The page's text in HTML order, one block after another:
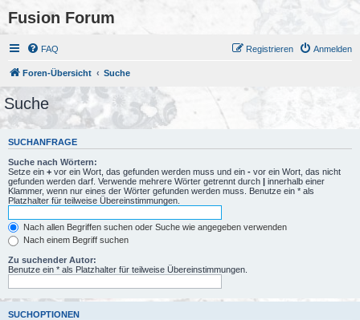
Fusion Forum
FAQ Anmelden
Registrieren
Foren-Übersicht Suche
Suche
SUCHANFRAGE
Suche nach Wörtern:
Setze ein + vor ein Wort, das gefunden werden muss und ein - vor ein Wort, das nicht
gefunden werden darf. Verwende mehrere Wörter getrennt durch | innerhalb einer
Klammer, wenn nur eines der Wörter gefunden werden muss. Benutze ein * als
Platzhalter für teilweise Übereinstimmungen.
Nach allen Begriffen suchen oder Suche wie angegeben verwenden
Nach einem Begriff suchen
Zu suchender Autor:
Benutze ein * als Platzhalter für teilweise Übereinstimmungen.
SUCHOPTIONEN